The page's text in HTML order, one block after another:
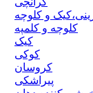
و کلوچه
کلوچه و کلمپه
کیک
کوکی
کروسان
پیراشکی